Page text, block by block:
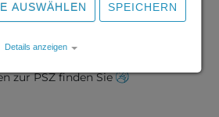
jährlich rund 7.500 Menschen
in Niederösterreich und Wien.
zur PSZ finden Sie
AUSWÄHLEN SPEICHERN
Details anzeigen
|Datenschutz